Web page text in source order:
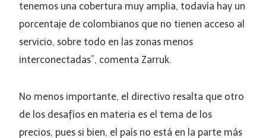
tenemos una cobertura muy amplia, todavía hay un
porcentaje de colombianos que no tienen acceso al
servicio, sobre todo en las zonas menos
interconectadas”, comenta Zarruk.
No menos importante, el directivo resalta que otro
de los desafíos en materia es el tema de los
precios, pues si bien, el país no está en la parte más